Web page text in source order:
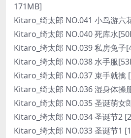
171MB]
Kitaro_绮太郎 NO.041 小鸟游六
Kitaro_绮太郎 NO.040 死库水
Kitaro_绮太郎 NO.039 私房兔子
Kitaro_绮太郎 NO.038 水手服
Kitaro_绮太郎 NO.037 束手就擒
Kitaro_绮太郎 NO.036 湿身体操
Kitaro_绮太郎 NO.035 圣诞萌女
Kitaro_绮太郎 NO.034 圣诞节2
Kitaro_绮太郎 NO.033 圣诞节1